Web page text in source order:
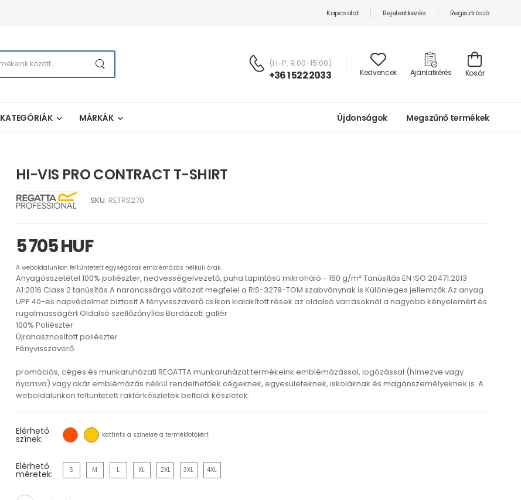
Kapcsolat Bejelentkezés Regisztráció
(H-P: 9:00-15:00)
+36 1 522 2033 Kedvencek Ajánlatkérés Kosár
KATEGÓRIÁK MÁRKÁK Újdonságok Megszűnő termékek
HI-VIS PRO CONTRACT T-SHIRT
SKU: RETRS270
5 705 HUF
A weboldalunkon feltüntetett egységárak emblémázás nélküli árak.
Anyagösszetétel 100% poliészter, nedvességelvezető, puha tapintású mikroháló - 150 g/m² Tanúsítás EN ISO 20471:2013
A1:2016 Class 2 tanúsítás A narancssárga változat megfelel a RIS-3279-TOM szabványnak is Különleges jellemzők Az anyag
UPF 40-es napvédelmet biztosít A fényvisszaverő csíkon kialakított rések az oldalsó varrásoknál a nagyobb kényelemért és
rugalmasságért Oldalsó szellőzőnyílás Bordázott gallér
100% Poliészter
Újrahasznosított poliészter
Fényvisszaverő
promóciós, céges és munkaruházati REGATTA munkaruházat termékeink emblémázással, logózással (hímezve vagy
nyomva) vagy akár emblémázás nélkül rendelhetőek cégeknek, egyesületeknek, iskoláknak és magánszemélyeknek is. A
weboldalunkon feltüntetett raktárkészletek belföldi készletek.
Elérhető
színek: kattints a színekre a termékfotókért
Elérhető
méretek: S M L XL 2XL 3XL 4XL